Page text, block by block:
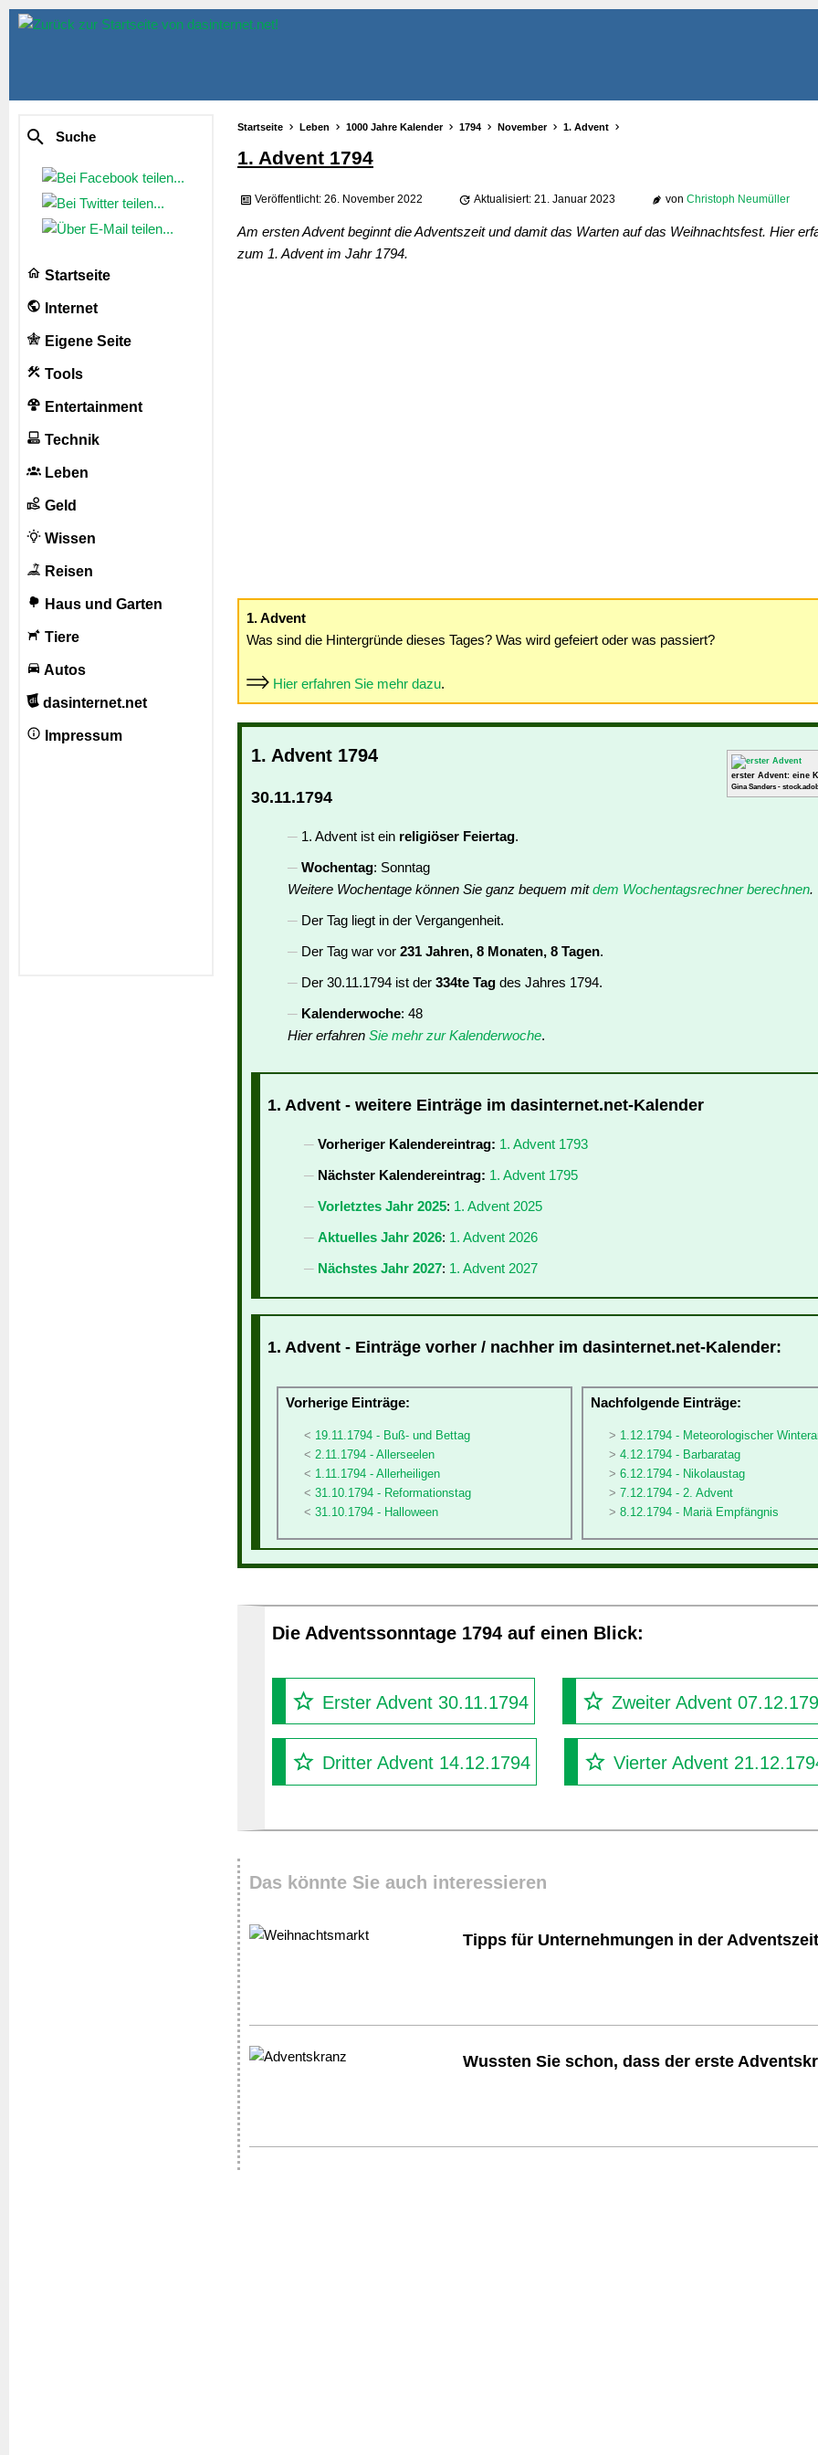
Suche
Startseite
Internet
Eigene Seite
Tools
Entertainment
Technik
Leben
Geld
Wissen
Reisen
Haus und Garten
Tiere
Autos
dasinternet.net
Impressum
Startseite Leben 1000 Jahre Kalender 1794 November 1. Advent
1. Advent 1794
Veröffentlicht: 26. November 2022 Aktualisiert: 21. Januar 2023 von Christoph Neumüller
Am ersten Advent beginnt die Adventszeit und damit das Warten auf das Weihnachtsfest. Hier
zum 1. Advent im Jahr 1794.
1. Advent
Was sind die Hintergründe dieses Tages? Was wird gefeiert oder was passiert?
Hier erfahren Sie mehr dazu.
erster Advent: eine
Gina Sanders -
1. Advent 1794
30.11.1794
1. Advent ist ein religiöser Feiertag.
Wochentag: Sonntag
Weitere Wochentage können Sie ganz bequem mitdem Wochentagsrechner berechnen.
Der Tag liegt in der Vergangenheit.
Der Tag war vor 231 Jahren, 8 Monaten, 8 Tagen.
Der 30.11.1794 ist der 334te Tag des Jahres 1794.
Kalenderwoche: 48
Hier erfahren Sie mehr zur Kalenderwoche.
1. Advent - weitere Einträge im dasinternet.net-Kalender
Vorheriger Kalendereintrag: 1. Advent 1793
Nächster Kalendereintrag: 1. Advent 1795
Vorletztes Jahr 2025: 1. Advent 2025
Aktuelles Jahr 2026: 1. Advent 2026
Nächstes Jahr 2027: 1. Advent 2027
1. Advent - Einträge vorher / nachher im dasinternet.net-Kalender:
Vorherige Einträge:
19.11.1794 - Buß- und Bettag
2.11.1794 - Allerseelen
1.11.1794 - Allerheiligen
31.10.1794 - Reformationstag
31.10.1794 - Halloween
Nachfolgende Einträge:
1.12.1794 - Meteorologischer
4.12.1794 - Barbaratag
6.12.1794 - Nikolaustag
7.12.1794 - 2. Advent
8.12.1794 - Mariä Empfängnis
Die Adventssonntage 1794 auf einen Blick:
Erster Advent 30.11.1794 Zweiter Advent
Dritter Advent 14.12.1794 Vierter Advent
Das könnte Sie auch interessieren
Tipps für Unternehmungen in der Adventszeit
Wussten Sie schon, dass der erste